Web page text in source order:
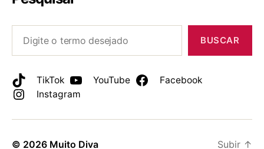
BUSCAR
TikTok YouTube
Facebook
Instagram
© 2026 Muito Diva Subir ↑